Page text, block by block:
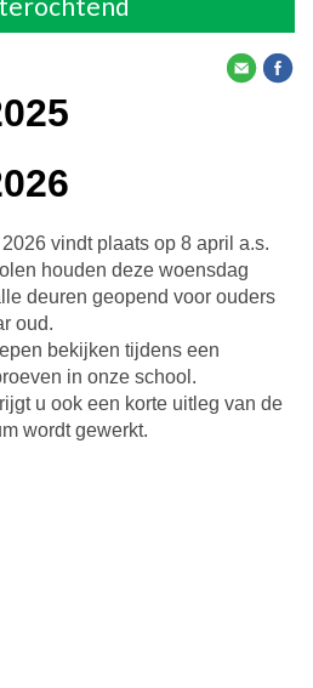
vindt plaats op 8 april a.s.
houden deze woensdag
deuren geopend voor ouders
oud.
bekijken tijdens een
in onze school.
u ook een korte uitleg van de
wordt gewerkt.